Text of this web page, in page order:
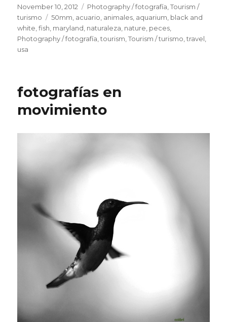
Posted
on
November 10, 2012 Categories
Photography / fotografía,Tourism /
turismo
Tags
50mm, acuario, animales, aquarium, black and
white,fish, maryland, naturaleza, nature, peces,
Photography / fotografía,tourism,Tourism / turismo,travel,
usa
fotografías en
movimiento